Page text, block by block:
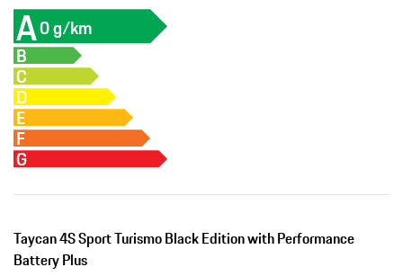
A0 g/km
B
C
D
E
F
G
Taycan 4S Sport Turismo Black Edition with Performance
Battery Plus